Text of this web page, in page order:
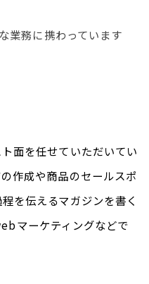
業務に携わっています
面を任せていただいてい
作成や商品のセールスポ
を伝えるマガジンを書く
マーケティングなどで